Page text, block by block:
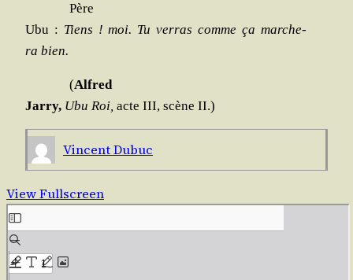
Père
Ubu : Tiens ! moi. Tu ver­ras comme ça mar­che­
ra bien.
(Alfred
Jar­ry, Ubu Roi, acte III, scène II.)
Vincent Dubuc
View Fullscreen